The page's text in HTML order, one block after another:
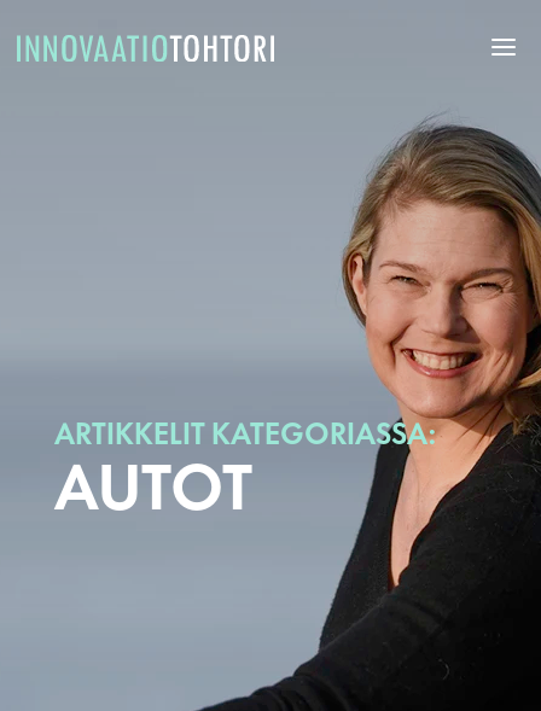
ARTIKKELIT KATEGORIASSA:
AUTOT